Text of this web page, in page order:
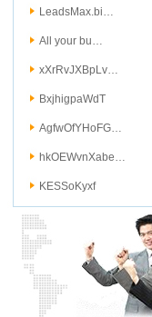
LeadsMax.bi…
All your bu…
xXrRvJXBpLv…
BxjhigpaWdT
AgfwOfYHoFG…
hkOEWvnXabe…
KESSoKyxf